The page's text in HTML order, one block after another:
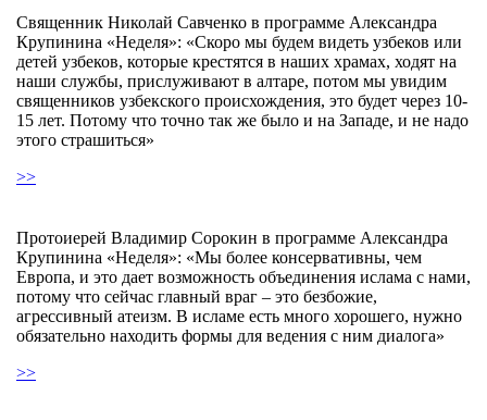
Священник Николай Савченко в программе Александра
Крупинина «Неделя»: «Скоро мы будем видеть узбеков или
детей узбеков, которые крестятся в наших храмах, ходят на
наши службы, прислуживают в алтаре, потом мы увидим
священников узбекского происхождения, это будет через 10-
15 лет. Потому что точно так же было и на Западе, и не надо
этого страшиться»
>>
Протоиерей Владимир Сорокин в программе Александра
Крупинина «Неделя»: «Мы более консервативны, чем
Европа, и это дает возможность объединения ислама с нами,
потому что сейчас главный враг – это безбожие,
агрессивный атеизм. В исламе есть много хорошего, нужно
обязательно находить формы для ведения с ним диалога»
>>